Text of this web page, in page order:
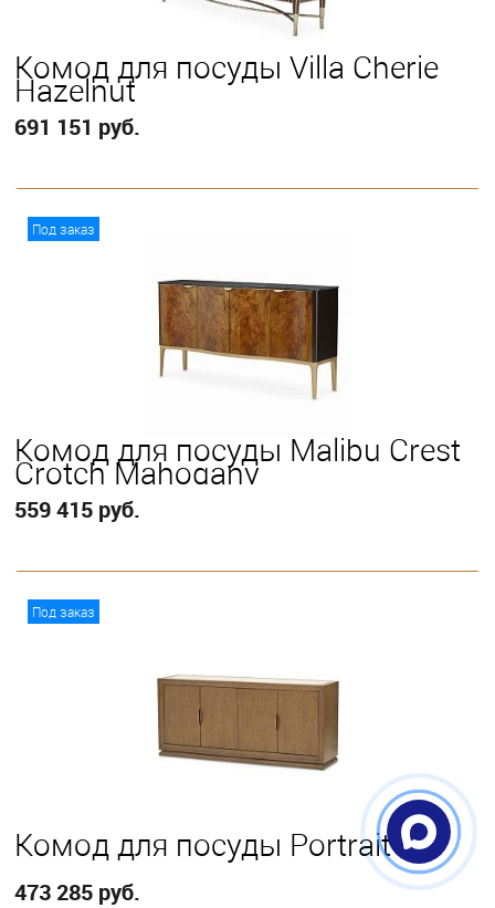
Комод для посуды Villa Cherie
Hazelnut
691 151 руб.
Под заказ
Комод для посуды Malibu Crest
Crotch Mahogany
559 415 руб.
Под заказ
Комод для посуды Portrait
473 285 руб.